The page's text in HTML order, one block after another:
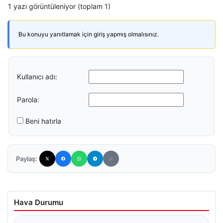
1 yazı görüntüleniyor (toplam 1)
Bu konuyu yanıtlamak için giriş yapmış olmalısınız.
Kullanıcı adı:
Parola:
Beni hatırla
Paylaş:
Hava Durumu